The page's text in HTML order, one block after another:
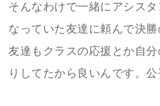
そんなわけで一緒にアシス
なっていた友達に頼んで決
友達もクラスの応援とか自
りしてたから良いんです。公